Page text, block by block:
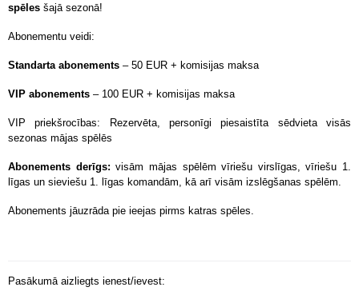
spēles šajā sezonā!
Abonementu veidi:
Standarta abonements – 50 EUR + komisijas maksa
VIP abonements – 100 EUR + komisijas maksa
VIP priekšrocības: Rezervēta, personīgi piesaistīta sēdvieta visās
sezonas mājas spēlēs
Abonements derīgs:visām mājas spēlēm vīriešu virslīgas, vīriešu 1.
līgas un sieviešu 1. līgas komandām, kā arī visām izslēgšanas spēlēm.
Abonements jāuzrāda pie ieejas pirms katras spēles.
Pasākumā aizliegts ienest/ievest: